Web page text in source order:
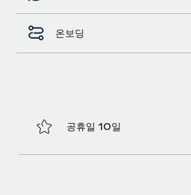
Shootsta가 Remote를 통해 네 개
온보딩
공휴일 10일